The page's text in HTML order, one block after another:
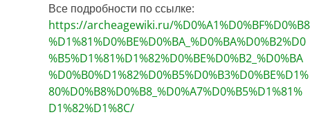
Все подробности по ссылке:
https://archeagewiki.ru/%D0%A1%D0%BF%D0%B8
%D1%81%D0%BE%D0%BA_%D0%BA%D0%B2%D0
%B5%D1%81%D1%82%D0%BE%D0%B2_%D0%BA
%D0%B0%D1%82%D0%B5%D0%B3%D0%BE%D1%
80%D0%B8%D0%B8_%D0%A7%D0%B5%D1%81%
D1%82%D1%8C/